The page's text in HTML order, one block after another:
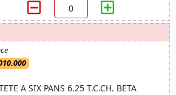
A SIX PANS 6.25 T.C.CH. BETA